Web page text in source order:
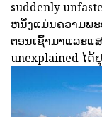
suddenly
ຫນຶ່ງແມ່ນຄວາມພ
ຕອນເຊົ້າມາແລະແ
unexplained ໄດ້